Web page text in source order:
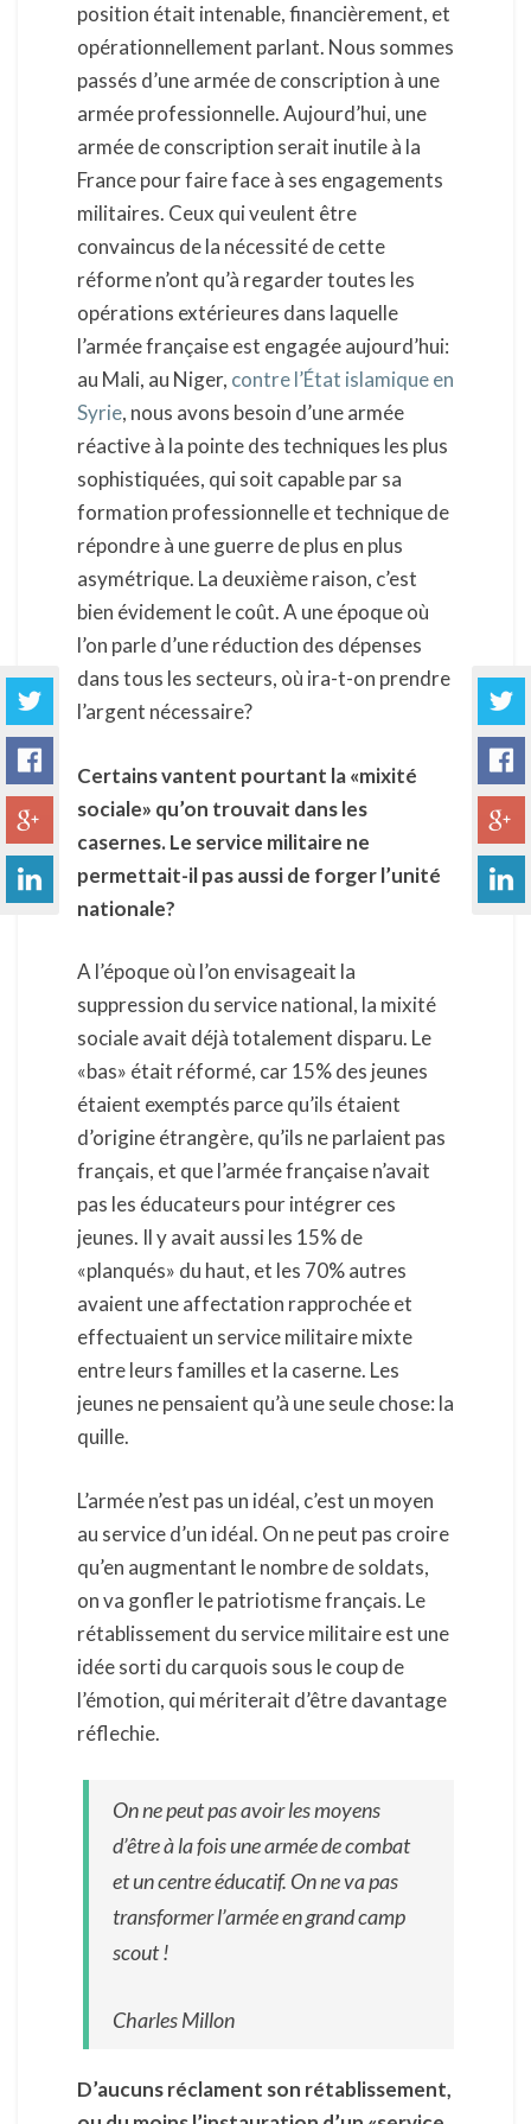
position était intenable, financièrement, et
opérationnellement parlant. Nous sommes
passés d’une armée de conscription à une
armée professionnelle. Aujourd’hui, une
armée de conscription serait inutile à la
France pour faire face à ses engagements
militaires. Ceux qui veulent être
convaincus de la nécessité de cette
réforme n’ont qu’à regarder toutes les
opérations extérieures dans laquelle
l’armée française est engagée aujourd’hui:
au Mali, au Niger, contre l’État islamique en
Syrie, nous avons besoin d’une armée
réactive à la pointe des techniques les plus
sophistiquées, qui soit capable par sa
formation professionnelle et technique de
répondre à une guerre de plus en plus
asymétrique. La deuxième raison, c’est
bien évidement le coût. A une époque où
l’on parle d’une réduction des dépenses
dans tous les secteurs, où ira-t-on prendre
l’argent nécessaire?
Certains vantent pourtant la «mixité
sociale» qu’on trouvait dans les
casernes. Le service militaire ne
permettait-il pas aussi de forger l’unité
nationale?
A l’époque où l’on envisageait la
suppression du service national, la mixité
sociale avait déjà totalement disparu. Le
«bas» était réformé, car 15% des jeunes
étaient exemptés parce qu’ils étaient
d’origine étrangère, qu’ils ne parlaient pas
français, et que l’armée française n’avait
pas les éducateurs pour intégrer ces
jeunes. Il y avait aussi les 15% de
«planqués» du haut, et les 70% autres
avaient une affectation rapprochée et
effectuaient un service militaire mixte
entre leurs familles et la caserne. Les
jeunes ne pensaient qu’à une seule chose: la
quille.
L’armée n’est pas un idéal, c’est un moyen
au service d’un idéal. On ne peut pas croire
qu’en augmentant le nombre de soldats,
on va gonfler le patriotisme français. Le
rétablissement du service militaire est une
idée sorti du carquois sous le coup de
l’émotion, qui mériterait d’être davantage
réflechie.
On ne peut pas avoir les moyens
d’être à la fois une armée de combat
et un centre éducatif. On ne va pas
transformer l’armée en grand camp
scout !
Charles Millon
D’aucuns réclament son rétablissement,